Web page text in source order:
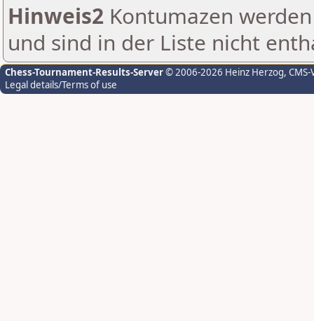
Hinweis2 Kontumazen
und sind in der Liste nicht
Chess-Tournament-Results-Server© 2006-2026 Heinz Herzog,
Legal details/Terms of use